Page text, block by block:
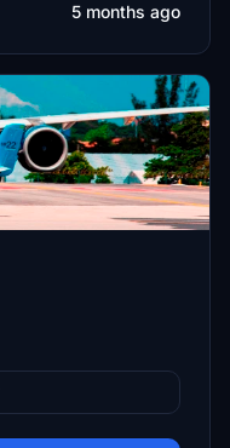
5 months ago